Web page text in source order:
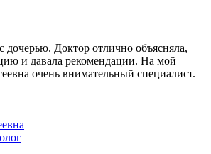
дочерью. Доктор отлично объясняла,
и давала рекомендации. На мой
очень внимательный специалист.